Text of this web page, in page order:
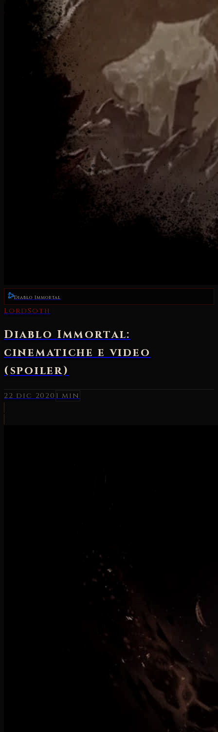
Diablo Immortal
LordSoth
Diablo Immortal:
cinematiche e video
(spoiler)
22 dic 2020 1 min